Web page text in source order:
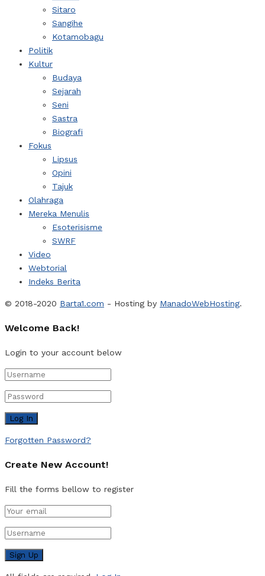
Sitaro
Sangihe
Kotamobagu
Politik
Kultur
Budaya
Sejarah
Seni
Sastra
Biografi
Fokus
Lipsus
Opini
Tajuk
Olahraga
Mereka Menulis
Esoterisisme
SWRF
Video
Webtorial
Indeks Berita
© 2018-2020 Barta1.com - Hosting by ManadoWebHosting.
Welcome Back!
Login to your account below
Forgotten Password?
Create New Account!
Fill the forms bellow to register